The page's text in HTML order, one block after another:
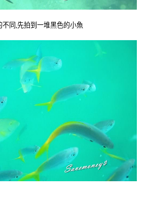
同,先拍到一堆黑色的小魚